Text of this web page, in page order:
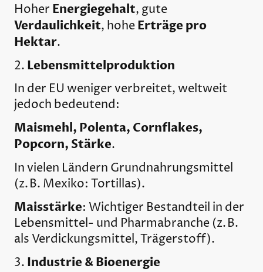
Hoher Energiegehalt, gute
Verdaulichkeit, hoheErträge pro
Hektar.
2. Lebensmittelproduktion
In der EU weniger verbreitet, weltweit
jedoch bedeutend:
Maismehl, Polenta, Cornflakes,
Popcorn, Stärke.
In vielen Ländern Grundnahrungsmittel
(z. B. Mexiko: Tortillas).
Maisstärke: Wichtiger Bestandteil in der
Lebensmittel- und Pharmabranche (z. B.
als Verdickungsmittel, Trägerstoff).
3. Industrie & Bioenergie